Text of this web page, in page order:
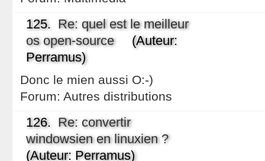
125. Re: quel est le meilleur
os open-source(Auteur:
Perramus)
Donc le mien aussi O:-)
Forum: Autres distributions
126. Re: convertir
windowsien en linuxien ?
(Auteur: Perramus)